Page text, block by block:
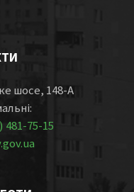
шосе, 148-А
481-75-15